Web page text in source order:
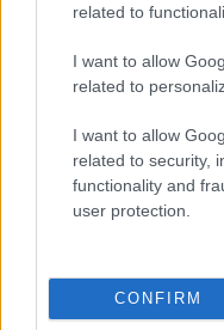
related to
I want to allow
related to
I want to allow
related to security,
functionality and
user protection.
CONFIRM
Cumuli di